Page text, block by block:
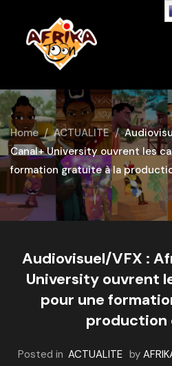
Home ACTUALITE
Canal+ University ouvrent les
formation gratuite à la
Audiovisuel/VFX :
University ouvrent
pour une
production
Posted in ACTUALITE by